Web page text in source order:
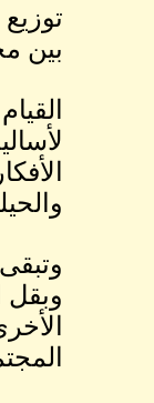
بين
وبقل